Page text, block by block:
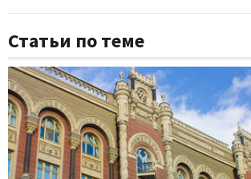
Статьи по теме